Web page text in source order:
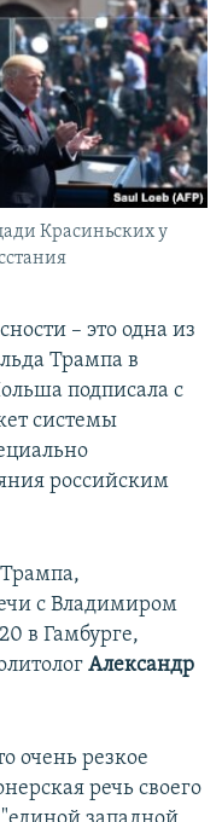
Красиньских у
– это одна из
Трампа в
подписала с
системы
российским
с Владимиром
в Гамбурге,
Александр
очень резкое
речь своего